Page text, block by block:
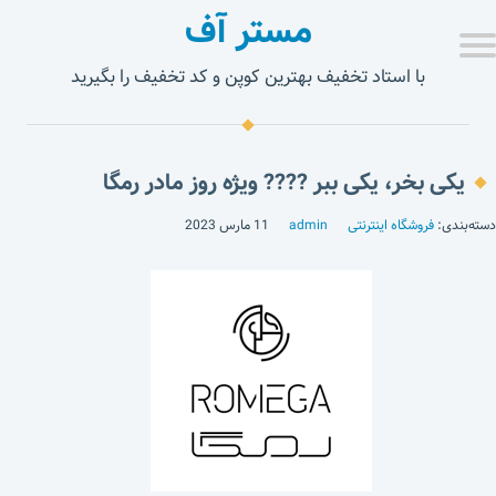
مستر آف
با استاد تخفیف بهترین کوپن و کد تخفیف را بگیرید
یکی بخر، یکی ببر ???? ویژه روز مادر رمگا
دسته‌بندی: فروشگاه اینترنتی admin 11 مارس 2023